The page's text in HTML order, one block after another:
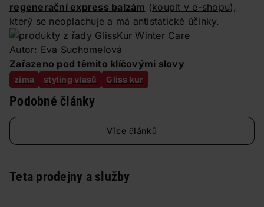
regenerační express balzám (koupit v e-shopu),
který se neoplachuje a má antistatické účinky.
Autor: Eva Suchomelová
Zařazeno pod těmito klíčovými slovy
zima styling vlasů Gliss kur
Podobné články
Více článků
Teta prodejny a služby